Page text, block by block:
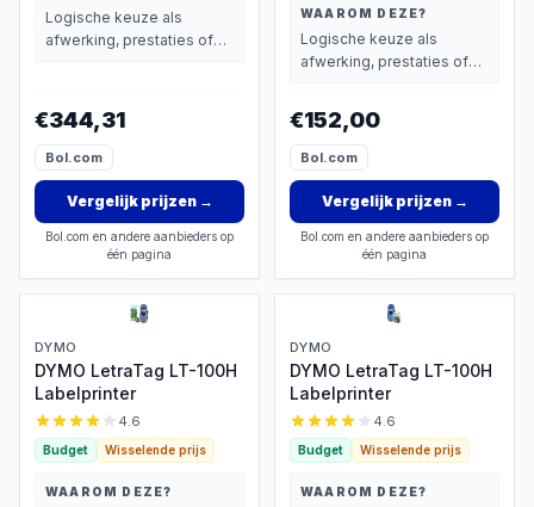
Logische keuze als
afwerking, prestaties of
€344,31
Bol.com
Vergelijk prijzen→
Bol.com en andere aanbieders op
één pagina
WAAROM DEZE?
Logische keuze als
afwerking, prestaties of
€152,00
Bol.com
Vergelijk prijzen→
Bol.com en andere aanbieders op
één pagina
DYMO
DYMO LetraTag LT-100H
Labelprinter
4.6
Budget Wisselende prijs
WAAROM DEZE?
DYMO
DYMO LetraTag LT-100H
Labelprinter
4.6
Budget Wisselende prijs
WAAROM DEZE?